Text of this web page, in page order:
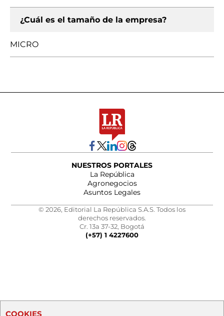
¿Cuál es el tamaño de la empresa?
MICRO
NUESTROS PORTALES
La República
Agronegocios
Asuntos Legales
© 2026, Editorial La República S.A.S. Todos los
derechos reservados.
Cr. 13a 37-32, Bogotá
(+57) 1 4227600
COOKIES